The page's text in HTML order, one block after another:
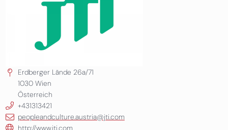
Erdberger Lände 26a/71
1030 Wien
Österreich
+431313421
peopleandculture.austria@jti.com
http://www.jti.com